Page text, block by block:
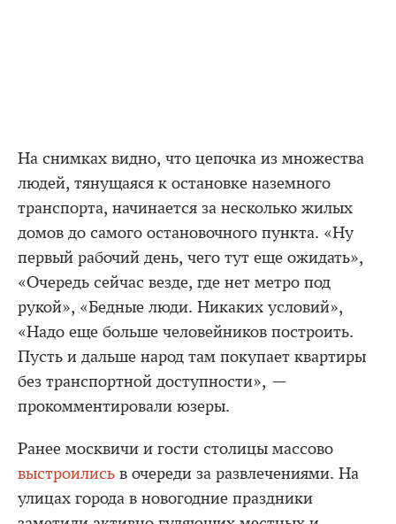
На снимках видно, что цепочка из множества
людей, тянущаяся к остановке наземного
транспорта, начинается за несколько жилых
домов до самого остановочного пункта. «Ну
первый рабочий день, чего тут еще ожидать»,
«Очередь сейчас везде, где нет метро под
рукой», «Бедные люди. Никаких условий»,
«Надо еще больше человейников построить.
Пусть и дальше народ там покупает квартиры
без транспортной доступности», —
прокомментировали юзеры.
Ранее москвичи и гости столицы массово
выстроились в очереди за развлечениями. На
улицах города в новогодние праздники